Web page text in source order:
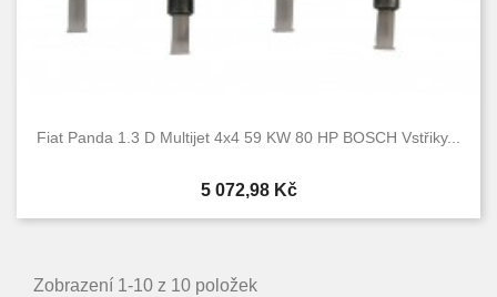
Fiat Panda 1.3 D Multijet 4x4 59 KW 80 HP BOSCH Vstřiky...
Cena
5 072,98 Kč
Zobrazení 1-10 z 10 položek